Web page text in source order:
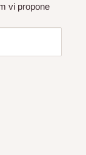
vi propone